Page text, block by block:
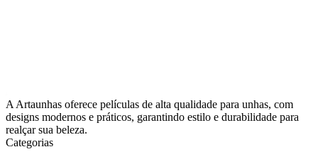
A Artaunhas oferece películas de alta qualidade para unhas, com
designs modernos e práticos, garantindo estilo e durabilidade para
realçar sua beleza.
Categorias